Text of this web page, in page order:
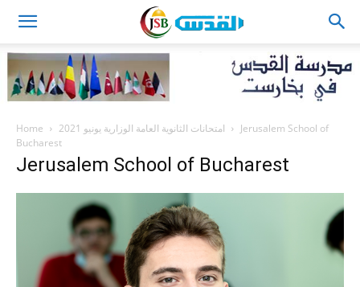
Home امتحانات الثانوية العامة الوزارية يونيو 2021
Jerusalem School of
Bucharest
Jerusalem School of Bucharest